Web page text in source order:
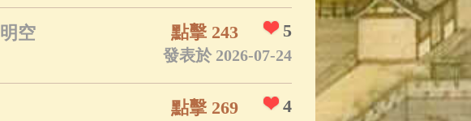
明空 5
點擊 243
發表於 2026-07-24
4
點擊 269